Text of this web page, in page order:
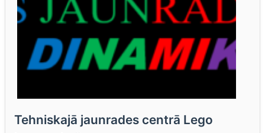
Tehniskajā jaunrades centrā Lego